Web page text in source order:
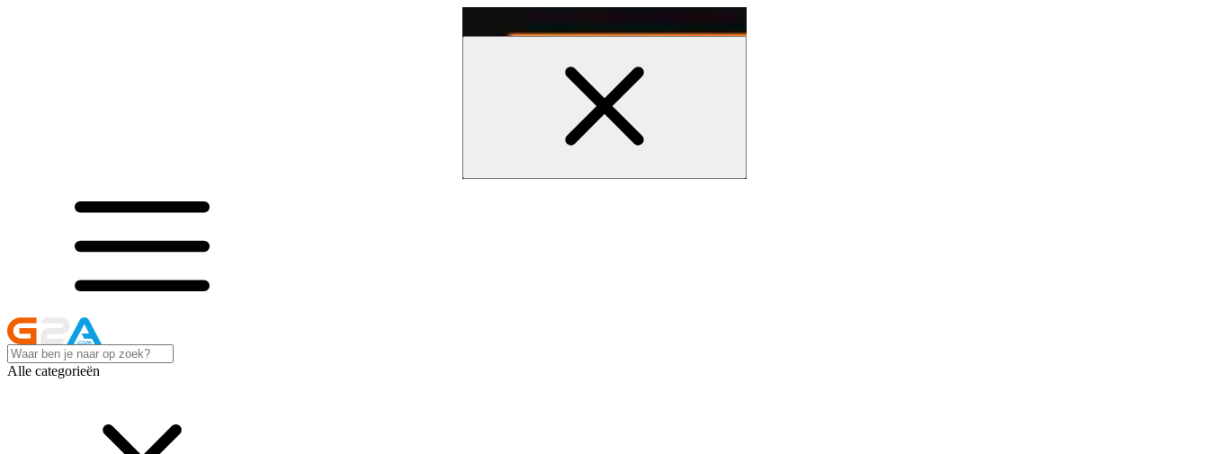
Alle categorieën